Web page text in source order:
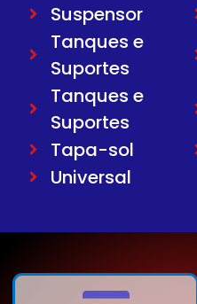
Suspensor
Tanques e
Suportes
Tanques e
Suportes
Tapa-sol
Universal